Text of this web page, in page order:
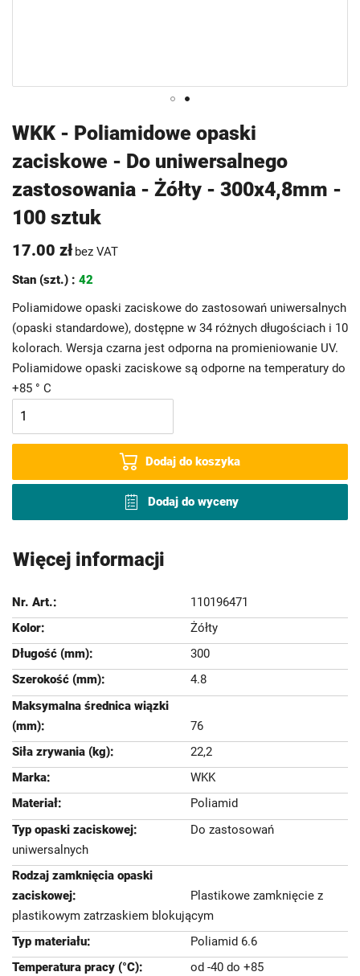
WKK - Poliamidowe opaski
zaciskowe - Do uniwersalnego
zastosowania - Żółty - 300x4,8mm -
100 sztuk
17.00 zł bez VAT
Stan (szt.) : 42
Poliamidowe opaski zaciskowe do zastosowań uniwersalnych
(opaski standardowe), dostępne w 34 różnych długościach i 10
kolorach. Wersja czarna jest odporna na promieniowanie UV.
Poliamidowe opaski zaciskowe są odporne na temperatury do
+85 ° C
Dodaj do koszyka
Dodaj do wyceny
na
początek
Więcej informacji
110196471
Żółty
300
4.8
76
22,2
WKK
Poliamid
Do zastosowań
uniwersalnych
Plastikowe zamknięcie z
plastikowym zatrzaskiem blokującym
Poliamid 6.6
od -40 do +85